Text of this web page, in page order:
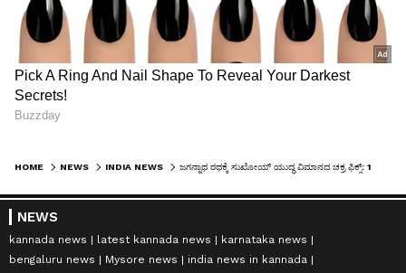
HOME NEWS INDIA NEWS
NEWS
kannada news latest kannada news
karnataka news
bengaluru news
Mysore news
india news in kannada